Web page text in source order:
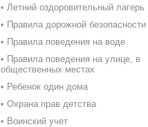
Летний оздоровительный лагерь
Правила дорожной безопасности
Правила поведения на воде
Правила поведения на улице, в
общественных местах
Ребенок один дома
Охрана прав детства
Воинский учет